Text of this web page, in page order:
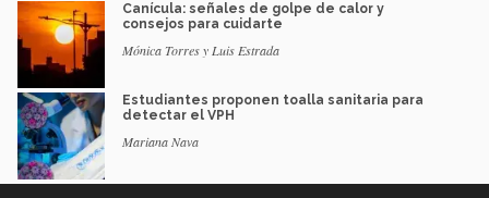
Canícula: señales de golpe de calor y
consejos para cuidarte
Mónica Torres y Luis Estrada
Estudiantes proponen toalla sanitaria para
detectar el VPH
Mariana Nava